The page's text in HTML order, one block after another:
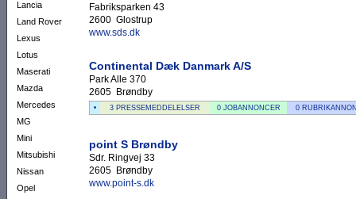
Lancia
Land Rover
Lexus
Lotus
Maserati
Mazda
Mercedes
MG
Mini
Mitsubishi
Nissan
Opel
Fabriksparken 43
2600 Glostrup
www.sds.dk
Continental Dæk Danmark A/S
Park Alle 370
2605 Brøndby
• 3 PRESSEMEDDELELSER 0 JOBANNONCER 0
point S Brøndby
Sdr. Ringvej 33
2605 Brøndby
www.point-s.dk